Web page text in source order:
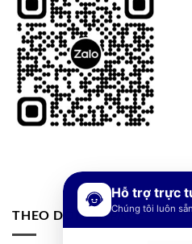
THEO DÕI FANPAGE
Hỗ trợ trực
Chúng tôi luôn